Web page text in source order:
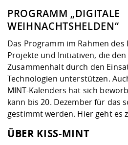
PROGRAMM „DIGITALE
WEIHNACHTSHELDEN“
Das Programm im Rahmen
Projekte und Initiativen, die
Zusammenhalt durch den
Technologien unterstützen.
MINT-Kalenders hat sich
kann bis 20. Dezember für das
gestimmt werden. Hier geht es
ÜBER KISS-MINT